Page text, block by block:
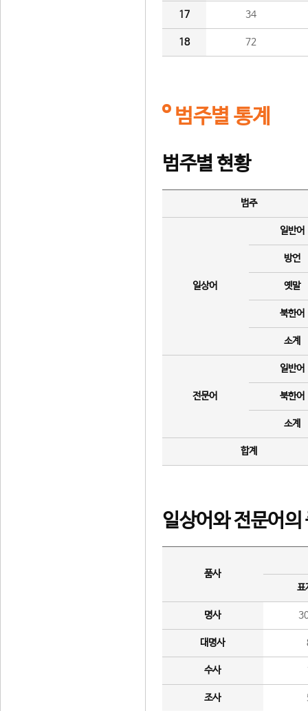
17 34
18 72
범주별 통계
범주별 현황
범주
일상어
일반어
방언
옛말
북한어
소계
전문어
일반어
북한어
소계
합계
일상어와 전문어의
품사
표
명사
대명사
수사
조사